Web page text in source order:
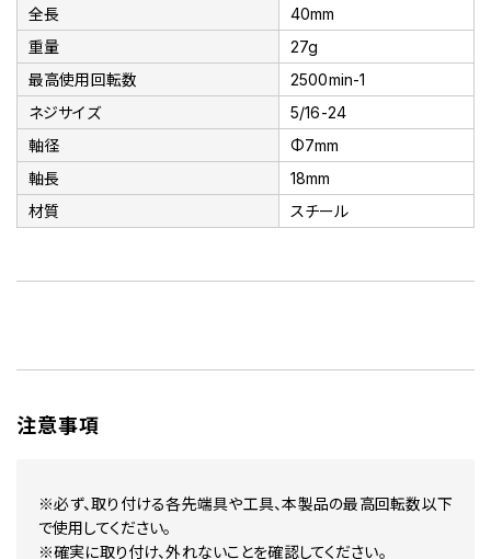
全長
40mm
重量
27g
最高使用回転数
2500min-1
ネジサイズ
5/16-24
軸径
Φ7mm
軸長
18mm
材質
スチール
注意事項
※必ず、取り付ける各先端具や工具、本製品の最高回転数以下
で使用してください。
※確実に取り付け、外れないことを確認してください。